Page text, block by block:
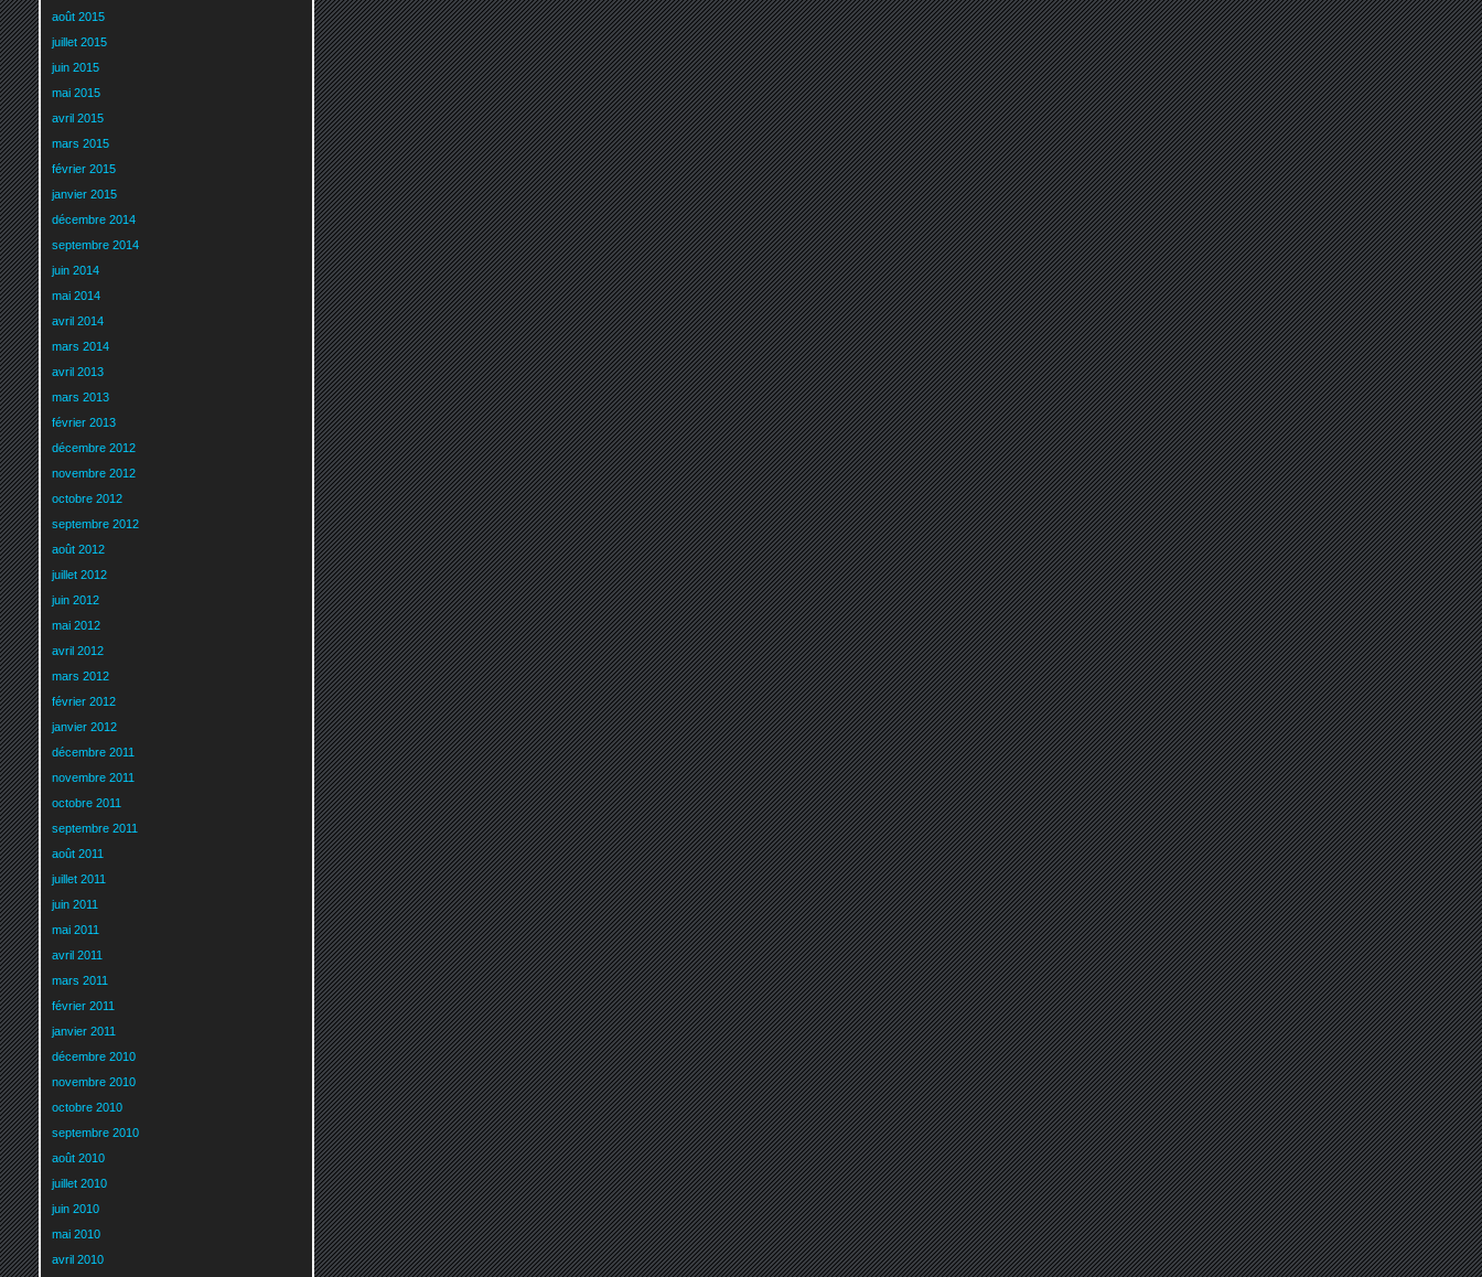
août 2015
juillet 2015
juin 2015
mai 2015
avril 2015
mars 2015
février 2015
janvier 2015
décembre 2014
septembre 2014
juin 2014
mai 2014
avril 2014
mars 2014
avril 2013
mars 2013
février 2013
décembre 2012
novembre 2012
octobre 2012
septembre 2012
août 2012
juillet 2012
juin 2012
mai 2012
avril 2012
mars 2012
février 2012
janvier 2012
décembre 2011
novembre 2011
octobre 2011
septembre 2011
août 2011
juillet 2011
juin 2011
mai 2011
avril 2011
mars 2011
février 2011
janvier 2011
décembre 2010
novembre 2010
octobre 2010
septembre 2010
août 2010
juillet 2010
juin 2010
mai 2010
avril 2010